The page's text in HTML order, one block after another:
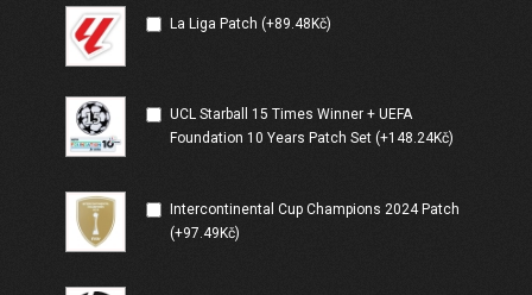
La Liga Patch (+89.48Kč)
UCL Starball 15 Times Winner + UEFA
Foundation 10 Years Patch Set (+148.24Kč)
Intercontinental Cup Champions 2024 Patch
(+97.49Kč)